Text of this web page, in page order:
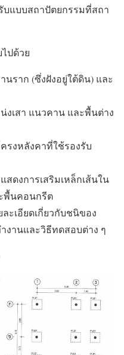
บแบบสถาปัตยกรรมที่สถา
ปด้วย
นราก (ซึ่งฝังอยู่ใต้ดิน) และ
งเสา แนวคาน และพื้นต่าง
รงหลังคาที่ใช้รองรับ
แสดงการเสริมเหล็กเส้นใน
พื้นคอนกรีต
ละเอียดเกี่ยวกับชนิของ
งานและวิธีทดสอบต่าง ๆ